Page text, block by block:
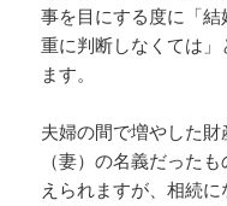
事を目にする度に「
重に判断しなくては
ます。
夫婦の間で増やした
（妻）の名義だった
えられますが、相続